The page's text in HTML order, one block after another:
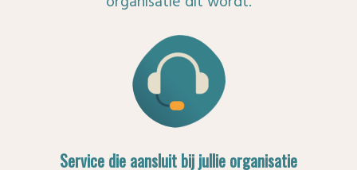
Service die aansluit bij jullie organisatie